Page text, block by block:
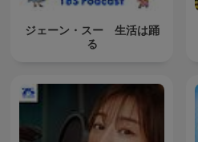
ジェーン・スー 生活は踊
る